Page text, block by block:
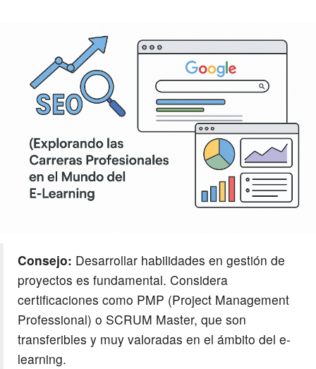
Consejo: Desarrollar habilidades en gestión de
proyectos es fundamental. Considera
certificaciones como PMP (Project Management
Professional) o SCRUM Master, que son
transferibles y muy valoradas en el ámbito del e-
learning.